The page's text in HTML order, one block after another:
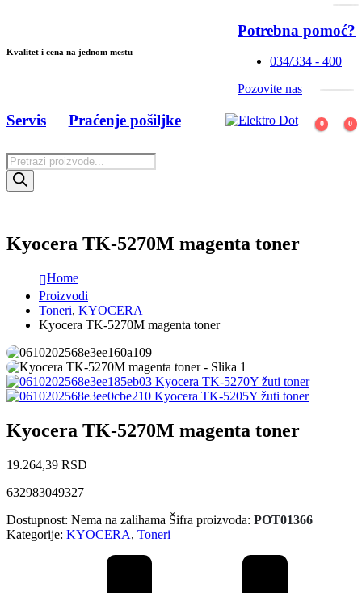
Kvalitet i cena na jednom mestu
Potrebna pomoć?
034/334 - 400
Pozovite nas
Products
search
Servis Praćenje pošiljke 0 0
Kyocera TK-5270M magenta toner
Home
Proizvodi
Toneri, KYOCERA
Kyocera TK-5270M magenta toner
Kyocera TK-5270Y žuti toner
Kyocera TK-5205Y žuti toner
Kyocera TK-5270M magenta toner
19.264,39 RSD
632983049327
Dostupnost: Nema na zalihama Šifra proizvoda: POT01366
Kategorije: KYOCERA, Toneri